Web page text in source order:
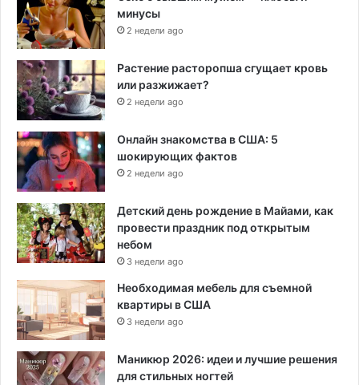
минусы
2 недели ago
Растение расторопша сгущает кровь
или разжижает?
2 недели ago
Онлайн знакомства в США: 5
шокирующих фактов
2 недели ago
Детский день рождение в Майами, как
провести праздник под открытым
небом
3 недели ago
Необходимая мебель для съемной
квартиры в США
3 недели ago
Маникюр 2026: идеи и лучшие решения
для стильных ногтей